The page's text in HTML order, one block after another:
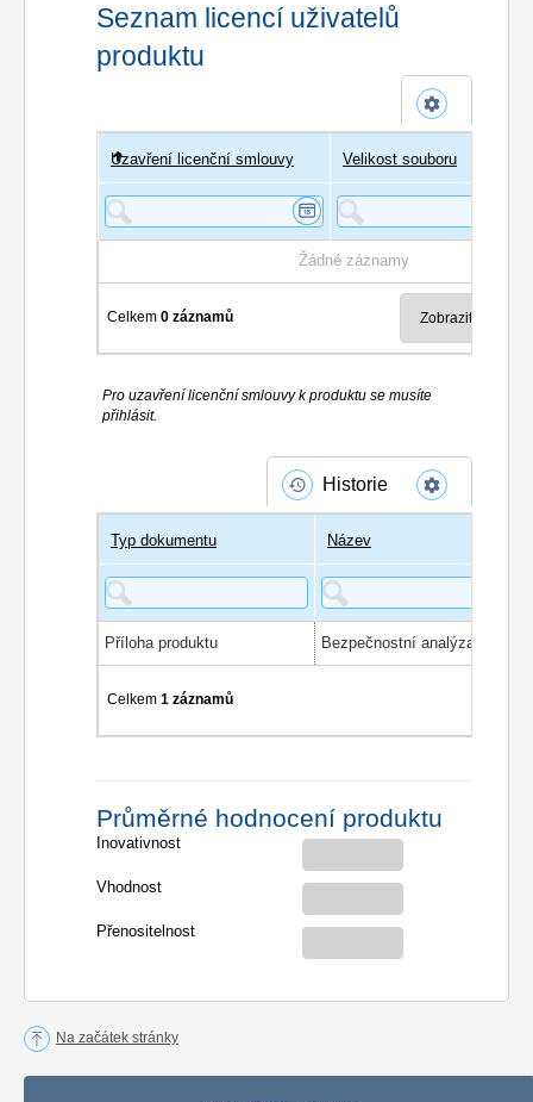
Seznam licencí uživatelů
produktu
Uživatel
Uzavření licenční smlouvy Velikost souboru
Žádné záznamy
Celkem0 záznamů
Pro uzavření licenční smlouvy k produktu se musíte
přihlásit.
Historie
Typ dokumentu Název
Příloha produktu
Celkem1 záznamů
Průměrné hodnocení produktu
Inovativnost
Vhodnost
Přenositelnost
Na začátek stránky